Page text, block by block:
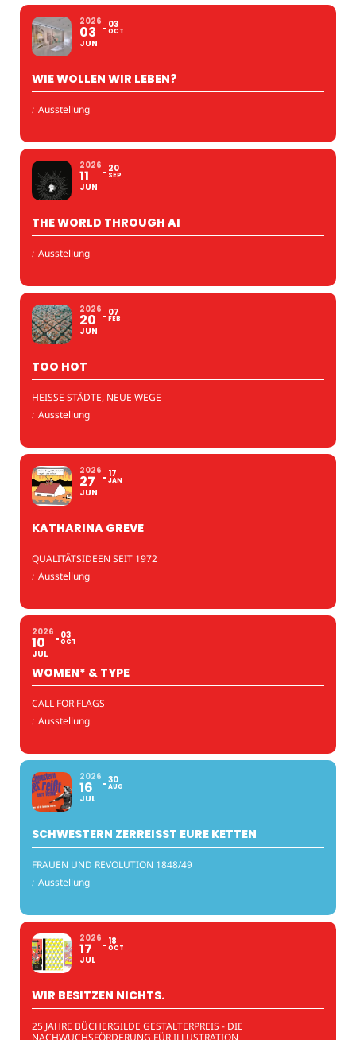
2026
03
JUN
03
OCT
WIE WOLLEN WIR LEBEN?
: Ausstellung
2026
11
JUN
20
SEP
THE WORLD THROUGH AI
: Ausstellung
2026
20
JUN
07
FEB
TOO HOT
HEISSE STÄDTE, NEUE WEGE
: Ausstellung
2026
27
JUN
17
JAN
KATHARINA GREVE
QUALITÄTSIDEEN SEIT 1972
: Ausstellung
2026
10
JUL
03
OCT
WOMEN* & TYPE
CALL FOR FLAGS
: Ausstellung
2026
16
JUL
30
AUG
SCHWESTERN ZERREISST EURE KETTEN
FRAUEN UND REVOLUTION 1848/49
: Ausstellung
2026
17
JUL
18
OCT
WIR BESITZEN NICHTS.
25 JAHRE BÜCHERGILDE GESTALTERPREIS - DIE